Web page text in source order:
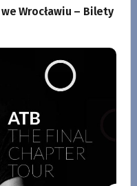
Wrocławiu – Bilety